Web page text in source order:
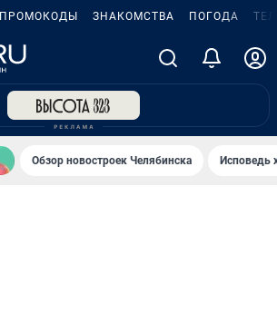
ПРОМОКОДЫ ЗНАКОМСТВА ПОГОДА
Обзор новостроек Челябинска Исповедь